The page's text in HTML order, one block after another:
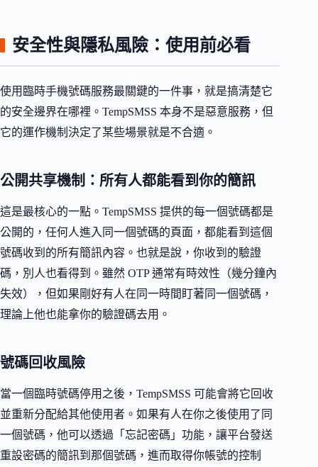
安全性與隱私風險：使用前必看
使用臨時手機號碼服務最關鍵的一件事，就是搞清楚它
的安全邊界在哪裡。TempSMSS 本身不是惡意服務，但
它的運作機制決定了某些場景就是不合適。
公開共享機制：所有人都能看到你的簡訊
這是最核心的一點。TempSMSS 提供的每一個號碼都是
公開的，任何人進入同一個號碼的頁面，都能看到這個
號碼收到的所有簡訊內容。也就是說，你收到的驗證
碼，別人也看得到。雖然 OTP 通常有時效性（幾分鐘內
失效），但如果剛好有人在同一時間盯著同一個號碼，
理論上他也能拿你的驗證碼去用。
號碼回收風險
當一個臨時號碼停用之後，TempSMSS 可能會將它回收
並重新分配給其他使用者。如果有人在你之後使用了同
一個號碼，他可以透過「忘記密碼」功能，讓平台發送
重設密碼的簡訊到那個號碼，進而取得你帳號的控制